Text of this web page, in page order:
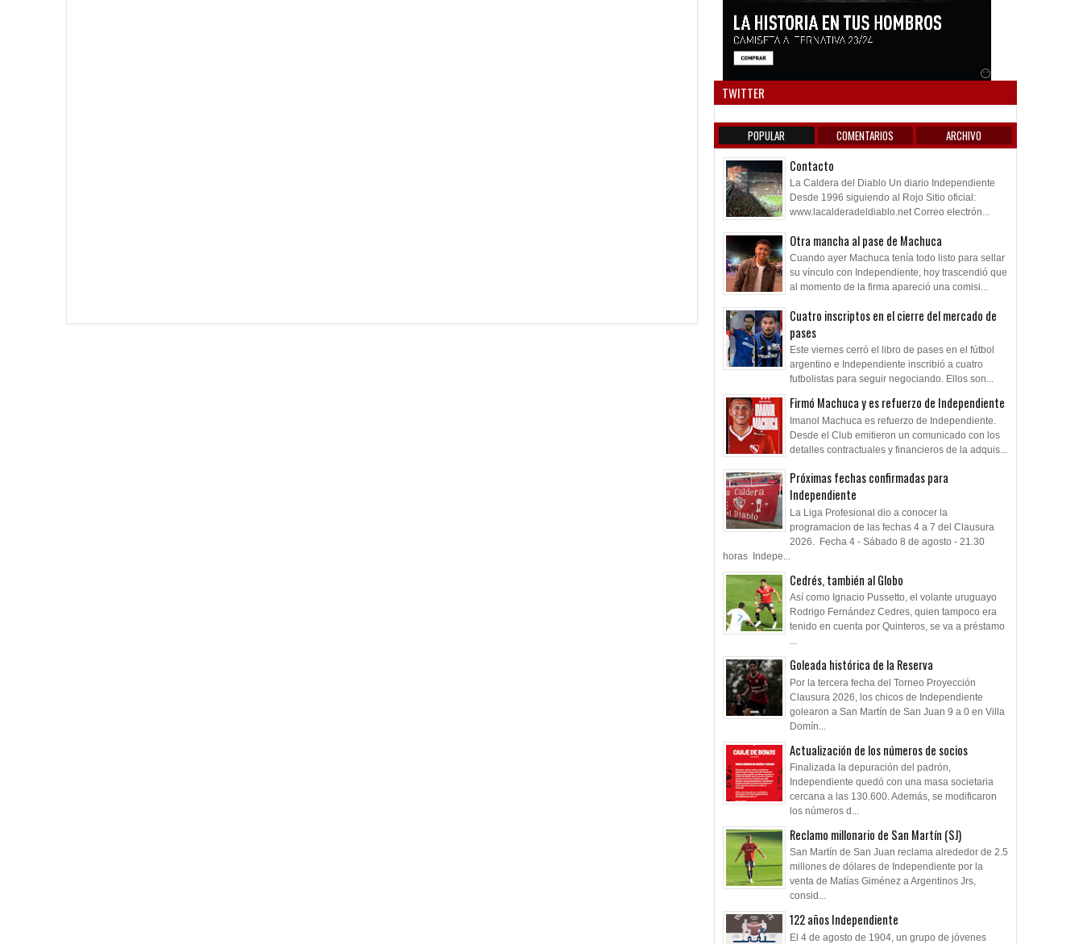
TWITTER
POPULAR COMENTARIOS ARCHIVO
Contacto
La Caldera del Diablo Un diario Independiente
Desde 1996 siguiendo al Rojo Sitio oficial:
www.lacalderadeldiablo.net Correo electrón...
Otra mancha al pase de Machuca
Cuando ayer Machuca tenía todo listo para sellar
su vínculo con Independiente, hoy trascendió que
al momento de la firma apareció una comisi...
Cuatro inscriptos en el cierre del mercado de
pases
Este viernes cerró el libro de pases en el fútbol
argentino e Independiente inscribió a cuatro
futbolistas para seguir negociando. Ellos son...
Firmó Machuca y es refuerzo de Independiente
Imanol Machuca es refuerzo de Independiente.
Desde el Club emitieron un comunicado con los
detalles contractuales y financieros de la adquis...
Próximas fechas confirmadas para
Independiente
La Liga Profesional dio a conocer la
programacion de las fechas 4 a 7 del Clausura
2026. Fecha 4 - Sábado 8 de agosto - 21.30
horas Indepe...
Cedrés, también al Globo
Así como Ignacio Pussetto, el volante uruguayo
Rodrigo Fernández Cedres, quien tampoco era
tenido en cuenta por Quinteros, se va a préstamo
...
Goleada histórica de la Reserva
Por la tercera fecha del Torneo Proyección
Clausura 2026, los chicos de Independiente
golearon a San Martín de San Juan 9 a 0 en Villa
Domín...
Actualización de los números de socios
Finalizada la depuración del padrón,
Independiente quedó con una masa societaria
cercana a las 130.600. Además, se modificaron
los números d...
Reclamo millonario de San Martín (SJ)
San Martín de San Juan reclama alrededor de 2.5
millones de dólares de Independiente por la
venta de Matías Giménez a Argentinos Jrs,
consid...
122 años Independiente
El 4 de agosto de 1904, un grupo de jóvenes